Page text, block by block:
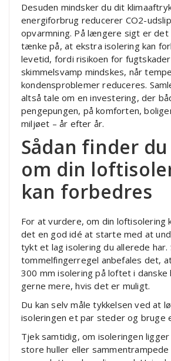
Desuden mindsker du dit
energiforbrug reducerer CO2-
opvarmning. På længere sigt er
tænke på, at ekstra isolering kan
levetid, fordi risikoen for
skimmelsvamp mindskes, når
kondensproblemer reduceres.
altså tale om en investering, der
pengepungen, på komforten,
miljøet – år efter år.
Sådan finder
om din
kan forbedres
For at vurdere, om din loftisolering
det en god idé at starte med at
tykt et lag isolering du allerede har.
tommelfingerregel anbefales det,
300 mm isolering på loftet i danske
gerne mere, hvis det er muligt.
Du kan selv måle tykkelsen ved at
isoleringen et par steder og bruge
Tjek samtidig, om isoleringen
store huller eller